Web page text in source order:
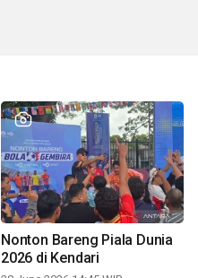
Nonton Bareng Piala Dunia
2026 di Kendari